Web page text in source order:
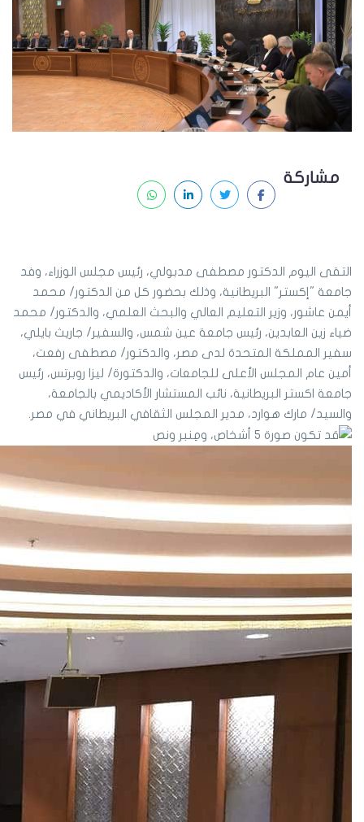
مشاركة
التقى اليوم الدكتور مصطفى مدبولي، رئيس مجلس الوزراء، وفد
جامعة "إكستر" البريطانية، وذلك بحضور كل من الدكتور/ محمد
أيمن عاشور، وزير التعليم العالي والبحث العلمي، والدكتور/ محمد
ضياء زين العابدين، رئيس جامعة عين شمس، والسفير/ جاريث بايلي،
سفير المملكة المتحدة لدى مصر، والدكتور/ مصطفى رفعت،
أمين عام المجلس الأعلى للجامعات، والدكتورة/ ليزا روبرتس، رئيس
جامعة اكستر البريطانية، نائب المستشار الأكاديمي بالجامعة،
والسيد/ مارك هوارد، مدير المجلس الثقافي البريطاني في مصر.